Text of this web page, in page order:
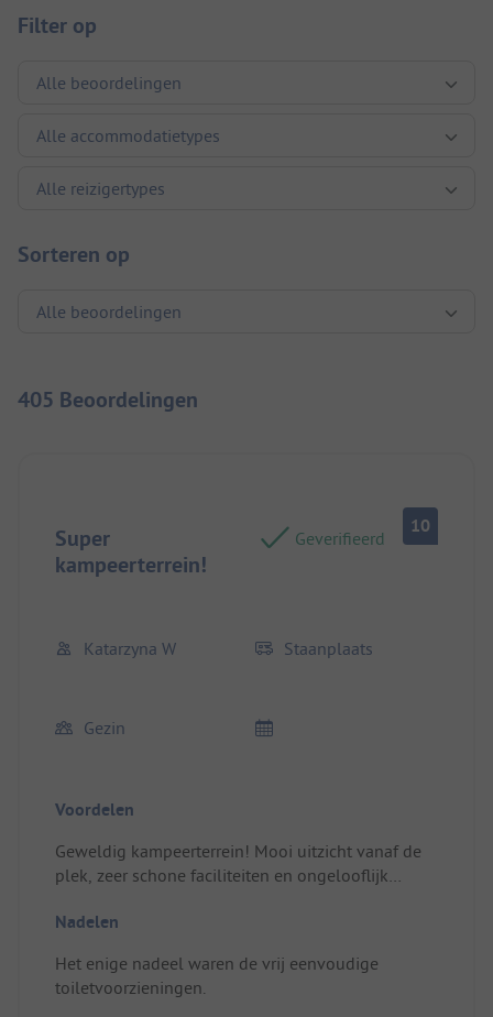
Filter op
Sorteren op
405 Beoordelingen
Super
kampeerterrein!
Geverifieerd
10
Katarzyna W Staanplaats
Gezin
Voordelen
Geweldig kampeerterrein! Mooi uitzicht vanaf de
plek, zeer schone faciliteiten en ongelooflijk
op loopafstand van het leuke stadje. Ten zeerste
Nadelen
Het enige nadeel waren de vrij eenvoudige
toiletvoorzieningen.